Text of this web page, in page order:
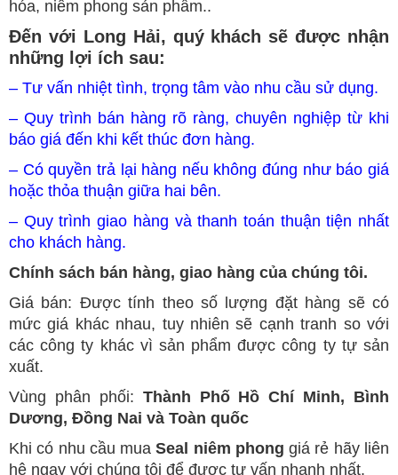
hóa, niêm phong sản phẩm..
Đến với Long Hải, quý khách sẽ được nhận
những lợi ích sau:
– Tư vấn nhiệt tình, trọng tâm vào nhu cầu sử dụng.
– Quy trình bán hàng rõ ràng, chuyên nghiệp từ khi
báo giá đến khi kết thúc đơn hàng.
– Có quyền trả lại hàng nếu không đúng như báo giá
hoặc thỏa thuận giữa hai bên.
– Quy trình giao hàng và thanh toán thuận tiện nhất
cho khách hàng.
Chính sách bán hàng, giao hàng của chúng tôi.
Giá bán: Được tính theo số lượng đặt hàng sẽ có
mức giá khác nhau, tuy nhiên sẽ cạnh tranh so với
các công ty khác vì sản phẩm được công ty tự sản
xuất.
Vùng phân phối: Thành Phố Hồ Chí Minh, Bình
Dương, Đồng Nai và Toàn quốc
Khi có nhu cầu muaSeal niêm phong giá rẻ hãy liên
hệ ngay với chúng tôi để được tư vấn nhanh nhất.